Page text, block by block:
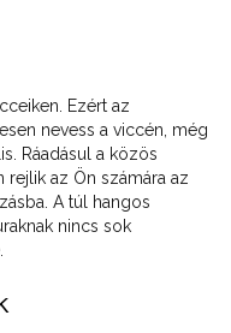
Ezért az
nevess a viccén, még
Ráadásul a közös
rejlik az Ön számára az
A túl hangos
nincs sok